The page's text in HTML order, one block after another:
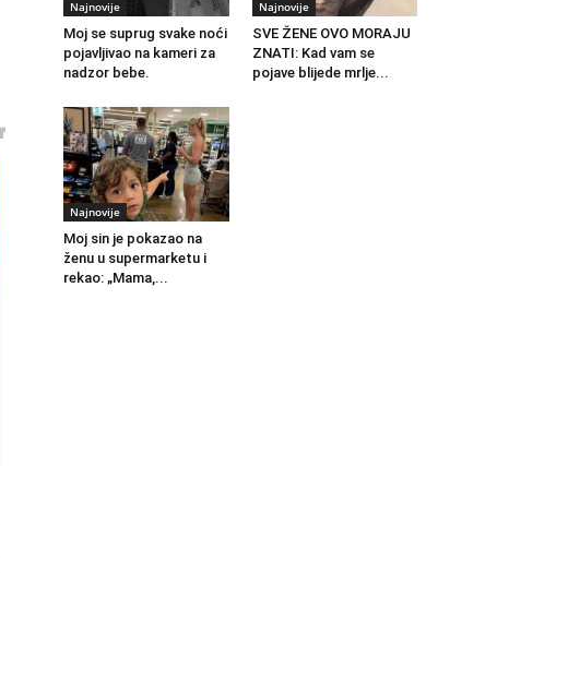
Najnovije
Moj se suprug svake noći
pojavljivao na kameri za
nadzor bebe.
Najnovije
SVE ŽENE OVO MORAJU
ZNATI: Kad vam se
pojave blijede mrlje...
Najnovije
Moj sin je pokazao na
ženu u supermarketu i
rekao: „Mama,...